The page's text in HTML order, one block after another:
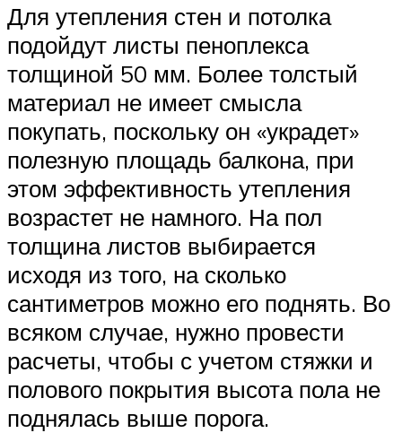
Для утепления стен и потолка
подойдут листы пеноплекса
толщиной 50 мм. Более толстый
материал не имеет смысла
покупать, поскольку он «украдет»
полезную площадь балкона, при
этом эффективность утепления
возрастет не намного. На пол
толщина листов выбирается
исходя из того, на сколько
сантиметров можно его поднять. Во
всяком случае, нужно провести
расчеты, чтобы с учетом стяжки и
полового покрытия высота пола не
поднялась выше порога.